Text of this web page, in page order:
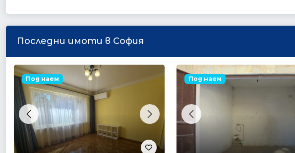
Последни имоти в София
Previous Next
Под наем
Previous
Под наем